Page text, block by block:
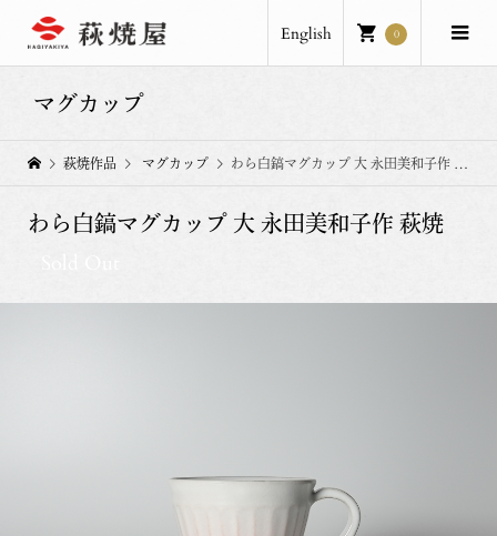
English 0
マグカップ
萩焼作品 マグカップ わら白鎬マグカップ 大 永田美和子作 萩焼
わら白鎬マグカップ 大 永田美和子作 萩焼